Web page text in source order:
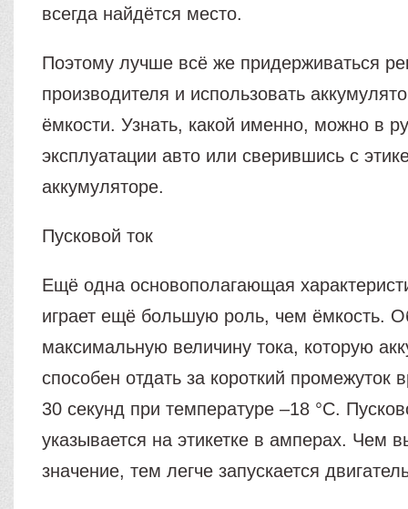
всегда найдётся место.
Поэтому лучше всё же придерживаться
производителя и использовать
ёмкости. Узнать, какой именно, можно в
эксплуатации авто или сверившись с
аккумуляторе.
Пусковой ток
Ещё одна основополагающая
играет ещё большую роль, чем ёмкость.
максимальную величину тока, которую
способен отдать за короткий промежуток
30 секунд при температуре –18 °С.
указывается на этикетке в амперах. Чем
значение, тем легче запускается